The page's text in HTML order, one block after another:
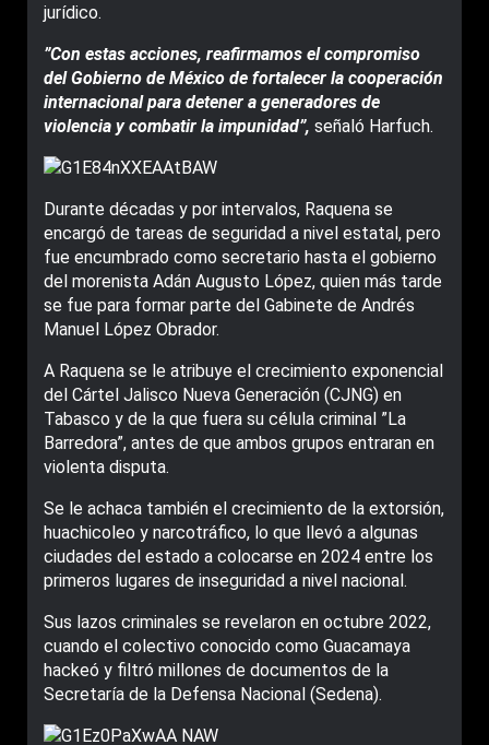
jurídico.
”Con estas acciones, reafirmamos el compromiso
del Gobierno de México de fortalecer la cooperación
internacional para detener a generadores de
violencia y combatir la impunidad”, señaló Harfuch.
Durante décadas y por intervalos, Raquena se
encargó de tareas de seguridad a nivel estatal, pero
fue encumbrado como secretario hasta el gobierno
del morenista Adán Augusto López, quien más tarde
se fue para formar parte del Gabinete de Andrés
Manuel López Obrador.
A Raquena se le atribuye el crecimiento exponencial
del Cártel Jalisco Nueva Generación (CJNG) en
Tabasco y de la que fuera su célula criminal ”La
Barredora”, antes de que ambos grupos entraran en
violenta disputa.
Se le achaca también el crecimiento de la extorsión,
huachicoleo y narcotráfico, lo que llevó a algunas
ciudades del estado a colocarse en 2024 entre los
primeros lugares de inseguridad a nivel nacional.
Sus lazos criminales se revelaron en octubre 2022,
cuando el colectivo conocido como Guacamaya
hackeó y filtró millones de documentos de la
Secretaría de la Defensa Nacional (Sedena).